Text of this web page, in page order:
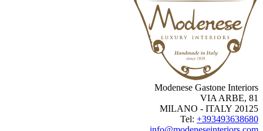
Modenese Gastone
VIA ARBE,
20125
Tel: